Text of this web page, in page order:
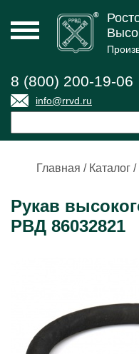
8 (800) 200-19-06
info@rrvd.ru
Главная / Каталог /
Рукав
РВД 86032821